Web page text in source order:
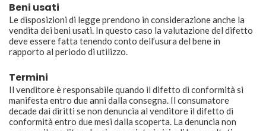
Beni usati
Le disposizioni di legge prendono in considerazione anche la
vendita dei beni usati. In questo caso la valutazione del difetto
deve essere fatta tenendo conto dell’usura del bene in
rapporto al periodo di utilizzo.
Termini
Il venditore è responsabile quando il difetto di conformità si
manifesta entro due anni dalla consegna. Il consumatore
decade dai diritti se non denuncia al venditore il difetto di
conformità entro due mesi dalla scoperta. La denuncia non